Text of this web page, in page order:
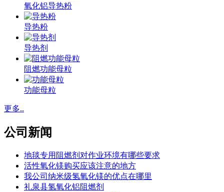
氧化铝导热粉
导热粉
导热剂
阻燃功能母粒
功能母粒
更多..
公司新闻
地毯专用阻燃剂对作业环境有哪些要求
活性氧化镁购买应该注意的地方
我公司纳米级氢氧化镁的优点在哪里
礼泉县氢氧化铝阻燃剂